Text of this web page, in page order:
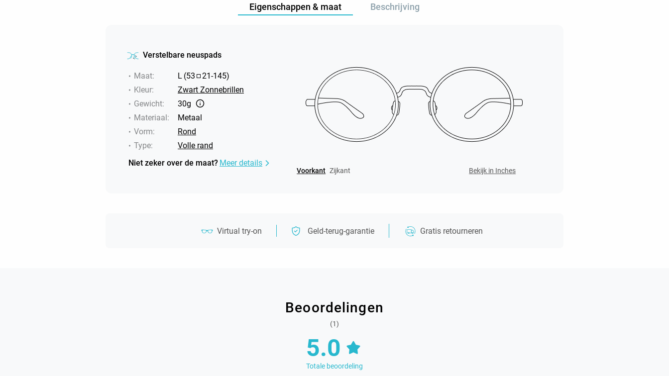
Eigenschappen & maat Beschrijving
Verstelbare neuspads
Maat: L (53 21-145)
Kleur:
Zwart Zonnebrillen
Gewicht:
30g
Materiaal:
Metaal
Vorm:
Rond
Type:
Volle rand
Niet zeker over de maat? Meer details
Voorkant Zijkant Bekijk in Inches
Virtual try-on Geld-terug-garantie Gratis retourneren
Beoordelingen
(1)
5.0
Totale beoordeling